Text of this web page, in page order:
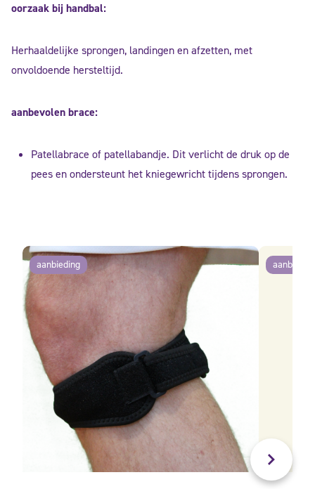
oorzaak bij handbal:
Herhaaldelijke sprongen, landingen en afzetten, met
onvoldoende hersteltijd.
aanbevolen brace:
Patellabrace of patellabandje. Dit verlicht de druk op de
pees en ondersteunt het kniegewricht tijdens sprongen.
aanbieding